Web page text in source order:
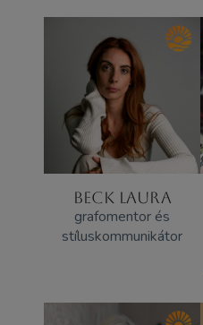
BECK LAURA
grafomentor és
stíluskommunikátor